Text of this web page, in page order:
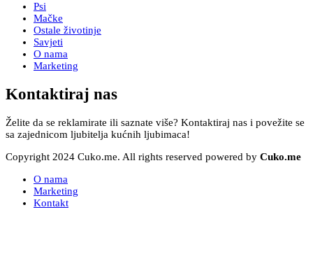
Psi
Mačke
Ostale životinje
Savjeti
O nama
Marketing
Kontaktiraj nas
Želite da se reklamirate ili saznate više? Kontaktiraj nas i povežite se
sa zajednicom ljubitelja kućnih ljubimaca!
Copyright 2024 Cuko.me. All rights reserved powered by Cuko.me
O nama
Marketing
Kontakt